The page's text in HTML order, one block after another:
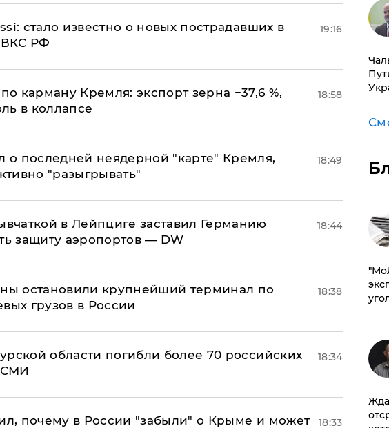
стало известно о новых пострадавших в
ВКС РФ
19:16
карману Кремля: экспорт зерна −37,6 %,
в коллапсе
18:58
о последней неядерной "карте" Кремля,
"разыгрывать"
18:49
в Лейпциге заставил Германию
защиту аэропортов — DW
18:44
остановили крупнейший терминал по
грузов в России
18:38
области погибли более 70 российских
18:34
почему в России "забыли" о Крыме и может 18:33